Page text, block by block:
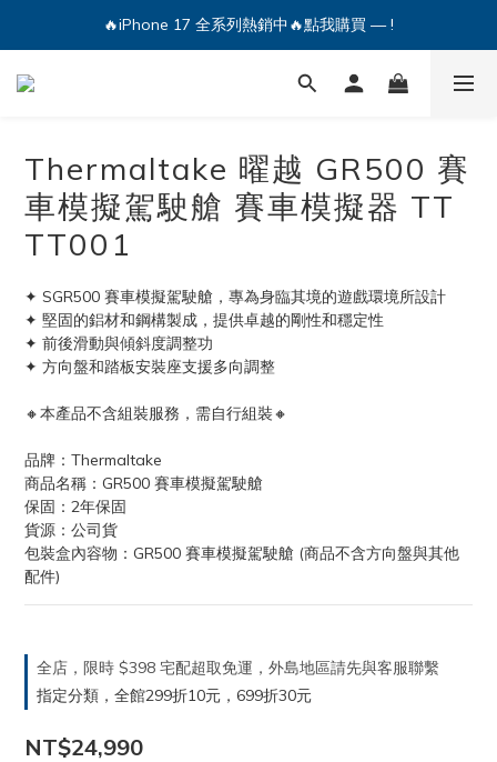
🔥iPhone 17 全系列熱銷中🔥點我購買 — !
💕加入Q哥 Line 新好友領優惠券！🎫
🔥iPhone 17 全系列熱銷中🔥點我購買 — !
Thermaltake 曜越 GR500 賽
車模擬駕駛艙 賽車模擬器 TT
TT001
✦ SGR500 賽車模擬駕駛艙，專為身臨其境的遊戲環境所設計
✦ 堅固的鋁材和鋼構製成，提供卓越的剛性和穩定性
✦ 前後滑動與傾斜度調整功
✦ 方向盤和踏板安裝座支援多向調整
🔸本產品不含組裝服務，需自行組裝🔸
品牌：Thermaltake
商品名稱：GR500 賽車模擬駕駛艙
保固：2年保固
貨源：公司貨
包裝盒內容物：GR500 賽車模擬駕駛艙 (商品不含方向盤與其他
配件)
全店，限時 $398 宅配超取免運，外島地區請先與客服聯繫
指定分類，全館299折10元，699折30元
NT$24,990